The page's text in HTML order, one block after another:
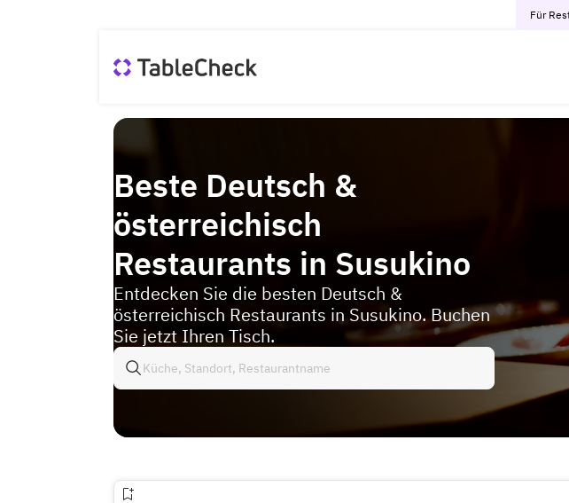
Für
Beste Deutsch &
österreichisch
Restaurants in Susukino
Entdecken Sie die besten Deutsch &
österreichisch Restaurants in Susukino. Buchen
Sie jetzt Ihren Tisch.